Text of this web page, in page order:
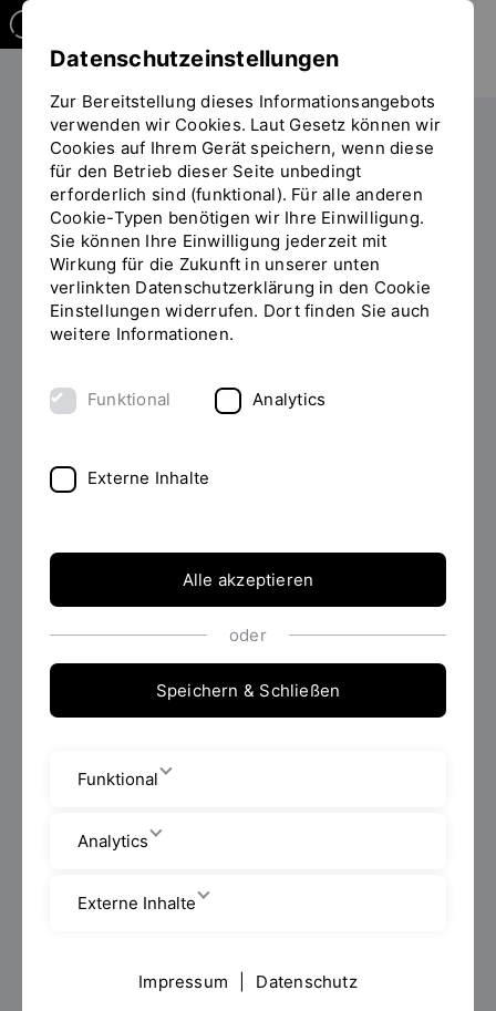
Sie
befinden
sich
auf
der
Seite
"Unverbindliche
Prüfung
Anrechnung"
Weiterbilden
Überblick
Unverbindliche Prüfung auf Anrechnung
Einreichung von Unterlagen
Unverbindliche Prüfung auf
Anrechnungen
aus.
Bitte wählen...
Datenschutzeinstellungen
Zur Bereitstellung dieses Informationsangebots
verwenden wir Cookies. Laut Gesetz können wir
Cookies auf Ihrem Gerät speichern, wenn diese
für den Betrieb dieser Seite unbedingt
erforderlich sind (funktional). Für alle anderen
Cookie-Typen benötigen wir Ihre Einwilligung.
Sie können Ihre Einwilligung jederzeit mit
Wirkung für die Zukunft in unserer unten
verlinkten Datenschutzerklärung in den Cookie
Einstellungen widerrufen. Dort finden Sie auch
weitere Informationen.
Funktional Analytics
Externe Inhalte
Alle akzeptieren
oder
Speichern & Schließen
Funktional
Analytics
Externe Inhalte
Impressum Datenschutz